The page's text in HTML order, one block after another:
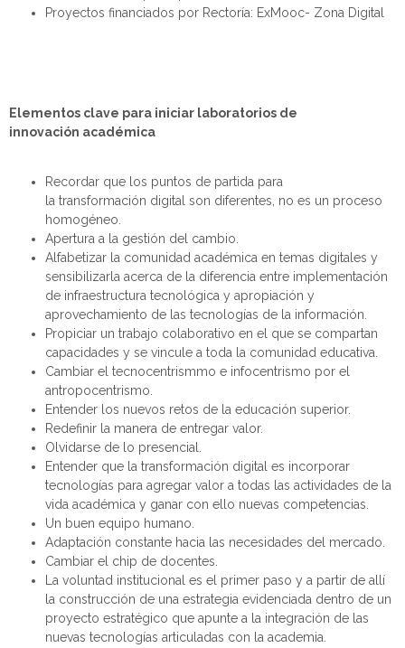
Proyectos financiados por Rectoría: ExMooc- Zona Digital
E lementos clave para iniciar laboratorios de
innovación académica
Recordar que los puntos de partida para
la transformación digital son diferentes, no es un proceso
homogéneo.
Apertura a la gestión del cambio
A lfabetizar la comunidad académica en temas digitales y
sensibilizarla acerca de la diferencia entre implementación
de infraestructura tecnológica y apropiación y
aprovechamiento de las tecnologías de la información.
Propiciar un trabajo colaborativo en el que se compartan
capacidades y se vincule a toda la comunidad educativa
Cambiar el tecnocentrismmo e infocentrismo por el
antropocentrismo.
Entender los nuevos retos de la educación superior.
Redefinir la manera de entregar valor.
Olvidarse de lo presencial
Entender que la transformación digital es incorporar
tecnologías para agregar valor a todas las actividades de la
vida académica y ganar con ello nuevas competencias
Un buen equipo humano
Adaptación constante hacia las necesidades del mercado.
Cambiar el chip de docentes
La voluntad institucional es el primer paso y a partir de allí
la construcción de una estrategia evidenciada dentro de un
proyecto estratégico que apunte a la integración de las
nuevas tecnologías articuladas con la academia.